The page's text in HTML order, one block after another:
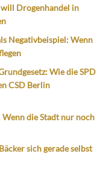
Drogenhandel in
Negativbeispiel: Wenn
Wie die SPD
CSD Berlin
die Stadt nur noch
sich gerade selbst